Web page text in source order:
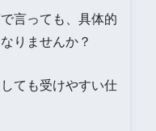
言っても、具体的
りませんか？
ても受けやすい仕